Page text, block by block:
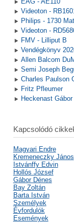
Videoton -
Philips - 1730
Videoton -
FMV - Lilliput B
Vendégkönyv
Allen Balcom
Semi Joseph
Charles Paulson
Fritz Pfleumer
Heckenast Gábor
Kapcsolódó
Magyari Endre
Kremeneczky János
Istvánffy Edvin
Hollós József
Gábor Dénes
Bay Zoltán
Barta István
Személyek
Évfordulók
Események